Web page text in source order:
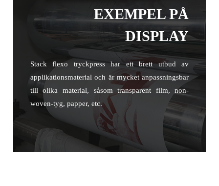
EXEMPEL PÅ
DISPLAY
Stack flexo tryckpress har ett brett utbud av
applikationsmaterial och är mycket anpassningsbar
till olika material, såsom transparent film, non-
woven-tyg, papper, etc.